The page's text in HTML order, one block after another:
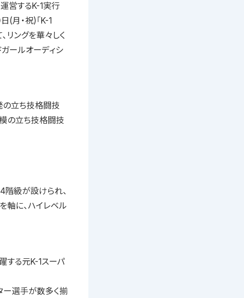
運営するK-1実行
(月・祝)「K-1
ングを華々しく
ガールオーディシ
の立ち技格闘技
の立ち技格闘技
階級が設けられ、
軸に、ハイレベル
する元K-1スーパ
ー選手が数多く揃